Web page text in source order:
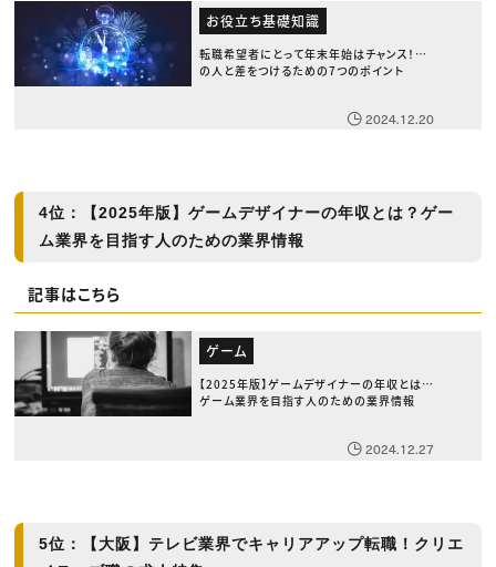
お役立ち基礎知識
転職希望者にとって年末年始はチャンス！他
の人と差をつけるための7つのポイント
2024.12.20
4位：【2025年版】ゲームデザイナーの年収とは？ゲー
ム業界を目指す人のための業界情報
記事はこちら
ゲーム
【2025年版】ゲームデザイナーの年収とは？
ゲーム業界を目指す人のための業界情報
2024.12.27
5位：【大阪】テレビ業界でキャリアアップ転職！クリエ